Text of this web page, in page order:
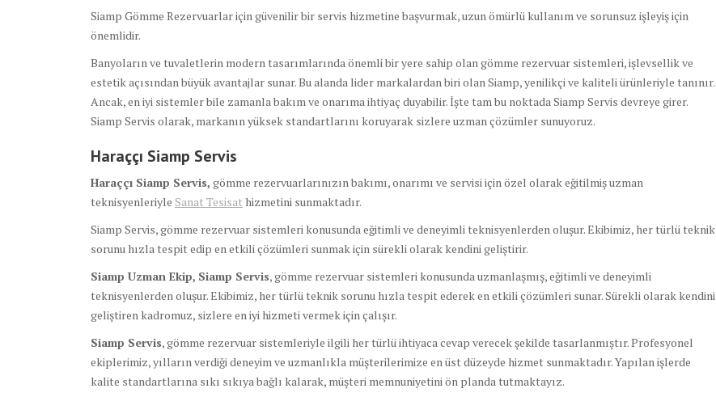
Siamp Gömme Rezervuarlar için güvenilir bir servis hizmetine başvurmak, uzun ömürlü kullanım ve sorunsuz işleyiş için
önemlidir.
Banyoların ve tuvaletlerin modern tasarımlarında önemli bir yere sahip olan gömme rezervuar sistemleri, işlevsellik ve
estetik açısından büyük avantajlar sunar. Bu alanda lider markalardan biri olan Siamp, yenilikçi ve kaliteli ürünleriyle tanınır.
Ancak, en iyi sistemler bile zamanla bakım ve onarıma ihtiyaç duyabilir. İşte tam bu noktada Siamp Servis devreye girer.
Siamp Servis olarak, markanın yüksek standartlarını koruyarak sizlere uzman çözümler sunuyoruz.
Haraççı Siamp Servis
Haraççı Siamp Servis, gömme rezervuarlarınızın bakımı, onarımı ve servisi için özel olarak eğitilmiş uzman
teknisyenleriyle Sanat Tesisat hizmetini sunmaktadır.
Siamp Servis, gömme rezervuar sistemleri konusunda eğitimli ve deneyimli teknisyenlerden oluşur. Ekibimiz, her türlü teknik
sorunu hızla tespit edip en etkili çözümleri sunmak için sürekli olarak kendini geliştirir.
Siamp Uzman Ekip, Siamp Servis, gömme rezervuar sistemleri konusunda uzmanlaşmış, eğitimli ve deneyimli
teknisyenlerden oluşur. Ekibimiz, her türlü teknik sorunu hızla tespit ederek en etkili çözümleri sunar. Sürekli olarak kendini
geliştiren kadromuz, sizlere en iyi hizmeti vermek için çalışır.
Siamp Servis, gömme rezervuar sistemleriyle ilgili her türlü ihtiyaca cevap verecek şekilde tasarlanmıştır. Profesyonel
ekiplerimiz, yılların verdiği deneyim ve uzmanlıkla müşterilerimize en üst düzeyde hizmet sunmaktadır. Yapılan işlerde
kalite standartlarına sıkı sıkıya bağlı kalarak, müşteri memnuniyetini ön planda tutmaktayız.